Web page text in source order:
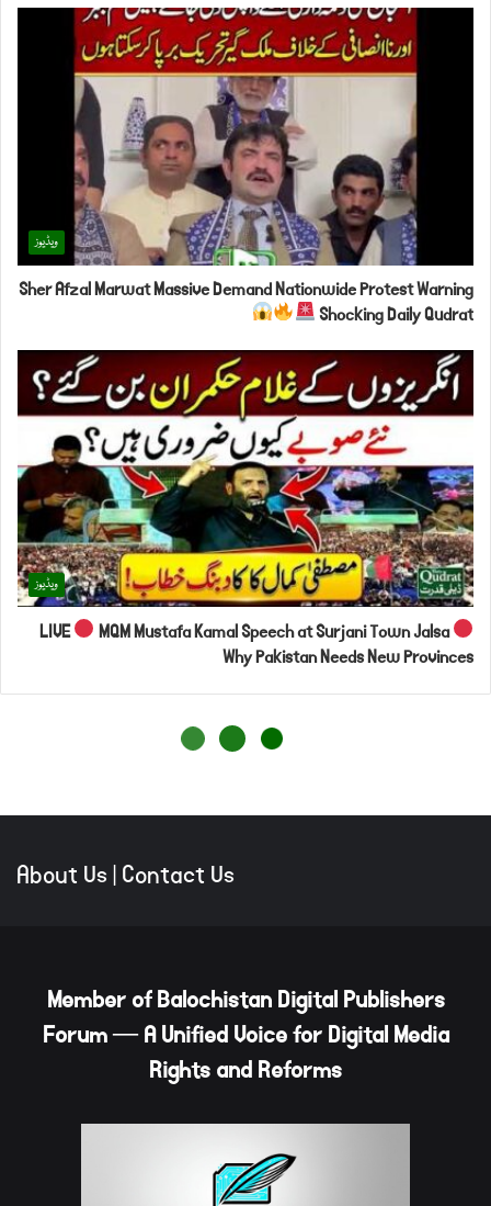
About Us|Contact Us
Member of Balochistan Digital Publishers
Forum — A Unified Voice for Digital Media
Rights and Reforms